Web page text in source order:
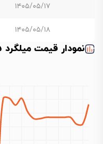
۱۴۰۵/۰۵/۱۷
۱۴۰۵/۰۵/۱۸
نمودار قیمت میلگرد 25 سلفچگان